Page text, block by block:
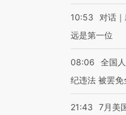
10:53
对话
远是第一位
08:06
全国
纪违法 被罢免
21:43
7月美